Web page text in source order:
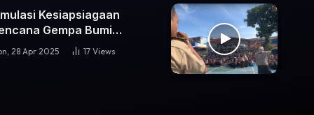
Kesiapsiagaan
Gempa Bumi
SMA Negeri 46
28 Apr 2025 17 Views